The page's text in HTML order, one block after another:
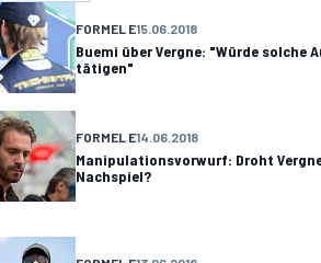
FORMEL E15.06.2018
Buemi über Vergne: "Würde solche
tätigen"
FORMEL E14.06.2018
Manipulationsvorwurf: Droht
Nachspiel?